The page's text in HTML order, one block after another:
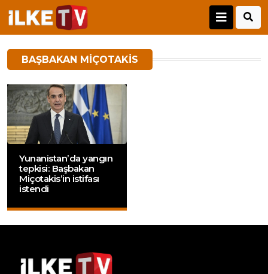
BAŞBAKAN MIÇOTAKIS
Yunanistan’da yangın
tepkisi: Başbakan
Miçotakis’in istifası
istendi